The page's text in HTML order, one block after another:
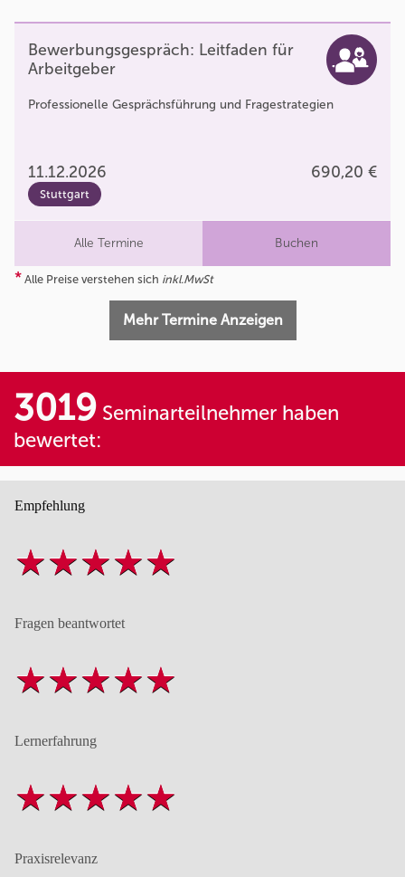
Bewerbungsgespräch: Leitfaden für
Arbeitgeber
Professionelle Gesprächsführung und Fragestrategien
11.12.2026 690,20 €
Stuttgart
Alle Termine Buchen
* Alle Preise verstehen sich inkl.MwSt
Mehr Termine Anzeigen
3019 Seminarteilnehmer haben
bewertet:
Empfehlung
Fragen beantwortet
Lernerfahrung
Praxisrelevanz